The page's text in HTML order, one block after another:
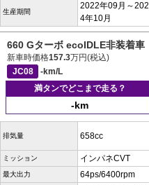
生産期間
2022年09月～202
4年10月
660 Gターボ ecoIDLE非装着車
新車時価格157.3万円(税込)
JC08
-km/L
満タンでどこまで走る？
-km
排気量 658cc
ミッション インパネCVT
最大出力 64ps/6400rpm